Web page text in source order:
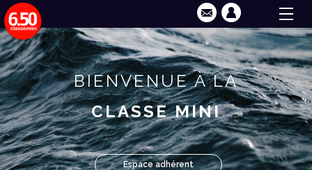
BIENVENUE À LA
CLASSE MINI
Espace adhérent